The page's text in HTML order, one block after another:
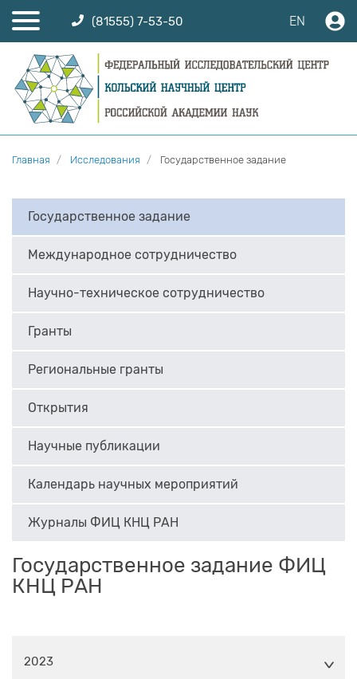
(81555) 7-53-50 EN
Главная Исследования Государственное задание
Государственное задание
Международное сотрудничество
Научно-техническое сотрудничество
Гранты
Региональные гранты
Открытия
Научные публикации
Календарь научных мероприятий
Журналы ФИЦ КНЦ РАН
Государственное задание ФИЦ
КНЦ РАН
2023